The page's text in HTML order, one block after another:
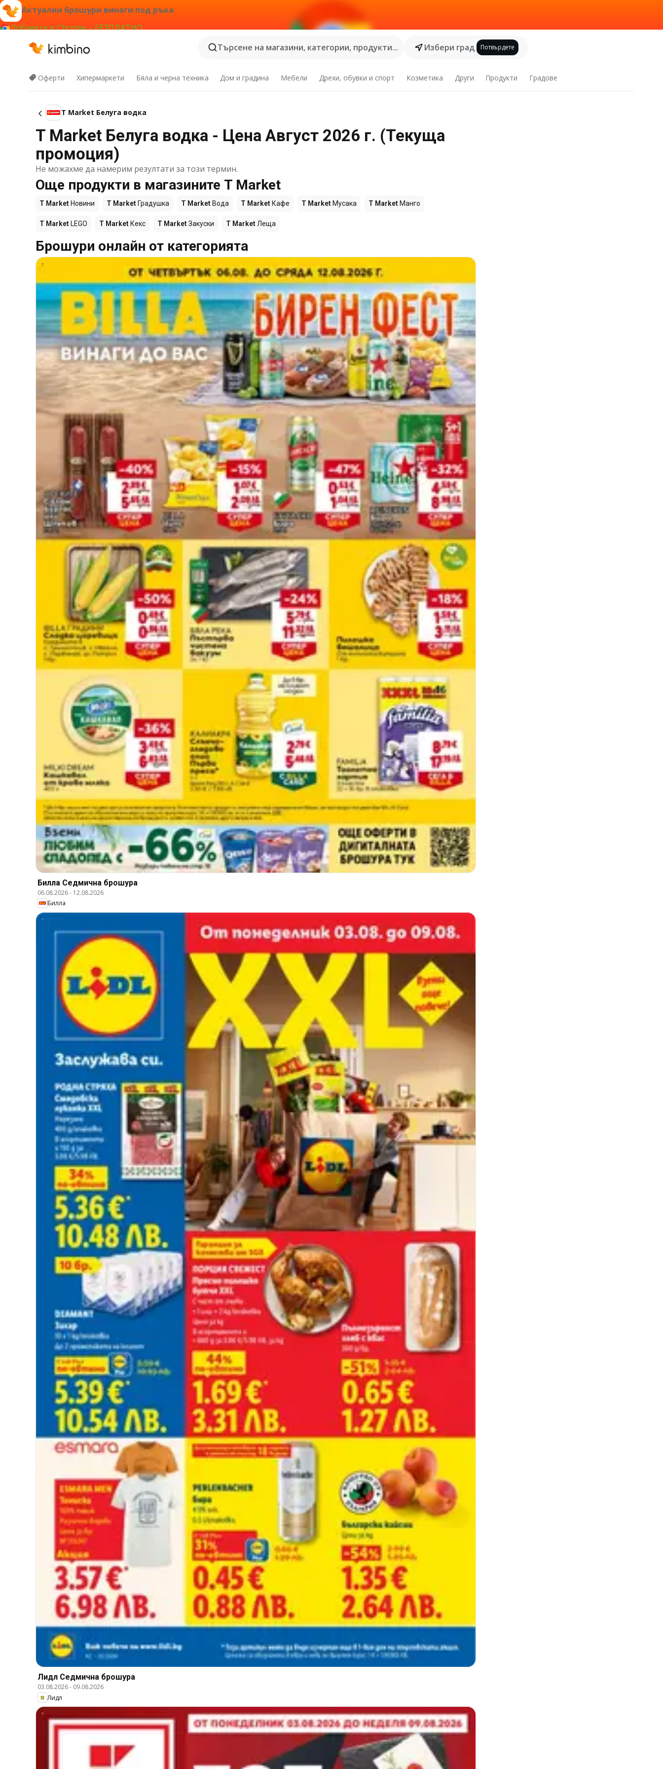
Актуални брошури винаги под ръка
Добавете в Chrome – БЕЗПЛАТНО
Търсене на магазини, категории, продукти...
Избери град Потвърдете
Оферти Хипермаркети Бяла и черна техника Дом и градина Мебели Дрехи, обувки и спорт Козметика Други Продукти Градове
T Market Белуга водка
T Market Белуга водка - Цена Август 2026 г. (Текуща
промоция)
Не можахме да намерим резултати за този термин.
Още продукти в магазините T Market
T Market Новини T Market Градушка T Market Вода T Market Кафе T Market Мусака T Market Манго
T Market LEGO T Market Кекс T MarketЗакуски T Market Леща
Брошури онлайн от категорията
Билла Cедмична брошура
06.08.2026- 12.08.2026
Билла
Лидл Cедмична брошура
03.08.2026- 09.08.2026
Лидл